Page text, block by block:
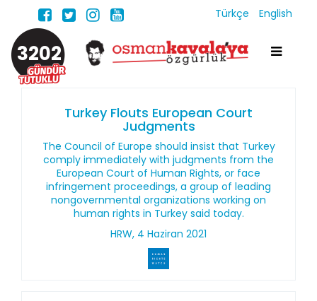
Türkçe English
3202
Turkey Flouts European Court
Judgments
The Council of Europe should insist that Turkey
comply immediately with judgments from the
European Court of Human Rights, or face
infringement proceedings, a group of leading
nongovernmental organizations working on
human rights in Turkey said today.
HRW, 4 Haziran 2021